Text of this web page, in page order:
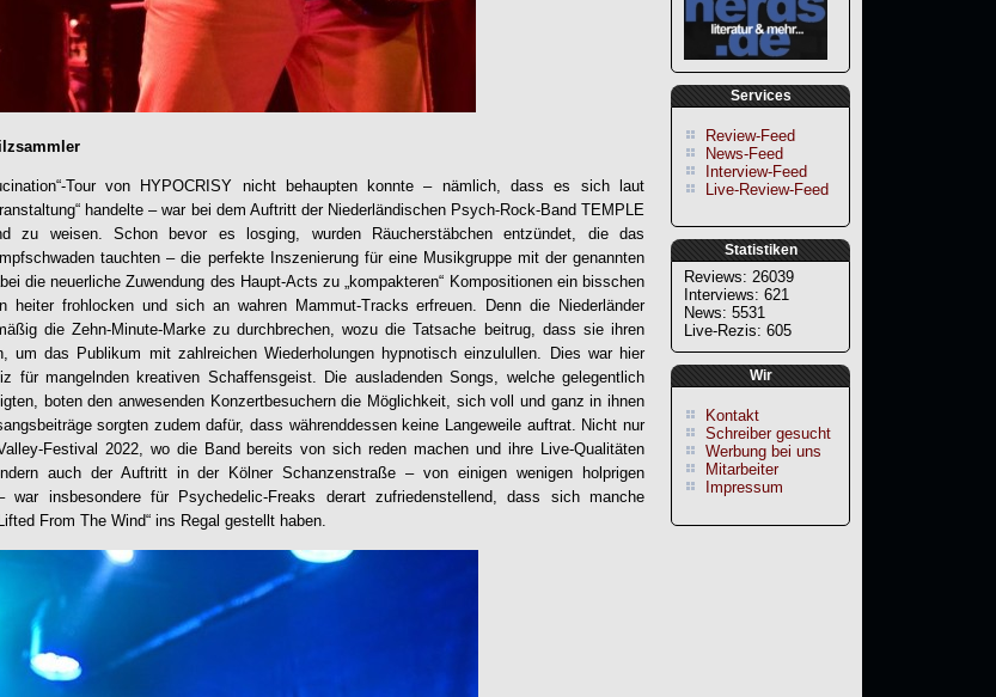
Services
Review-Feed
News-Feed
Interview-Feed
Live-Review-Feed
Statistiken
Reviews: 26039
Interviews: 621
News: 5531
Live-Rezis: 605
Wir
Kontakt
Schreiber gesucht
Werbung bei uns
Mitarbeiter
Impressum
Tour von HYPOCRISY nicht behaupten konnte – nämlich, dass es sich laut
handelte – war bei dem Auftritt der Niederländischen Psych-Rock-Band TEMPLE
zu weisen. Schon bevor es losging, wurden Räucherstäbchen entzündet, die das
tauchten – die perfekte Inszenierung für eine Musikgruppe mit der genannten
die neuerliche Zuwendung des Haupt-Acts zu „kompakteren“ Kompositionen ein bisschen
heiter frohlocken und sich an wahren Mammut-Tracks erfreuen. Denn die Niederländer
die Zehn-Minute-Marke zu durchbrechen, wozu die Tatsache beitrug, dass sie ihren
um das Publikum mit zahlreichen Wiederholungen hypnotisch einzulullen. Dies war hier
für mangelnden kreativen Schaffensgeist. Die ausladenden Songs, welche gelegentlich
boten den anwesenden Konzertbesuchern die Möglichkeit, sich voll und ganz in ihnen
sorgten zudem dafür, dass währenddessen keine Langeweile auftrat. Nicht nur
Festival 2022, wo die Band bereits von sich reden machen und ihre Live-Qualitäten
auch der Auftritt in der Kölner Schanzenstraße – von einigen wenigen holprigen
war insbesondere für Psychedelic-Freaks derart zufriedenstellend, dass sich manche
From The Wind“ ins Regal gestellt haben.